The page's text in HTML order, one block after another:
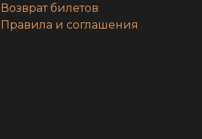
Возврат билетов
Правила и соглашения